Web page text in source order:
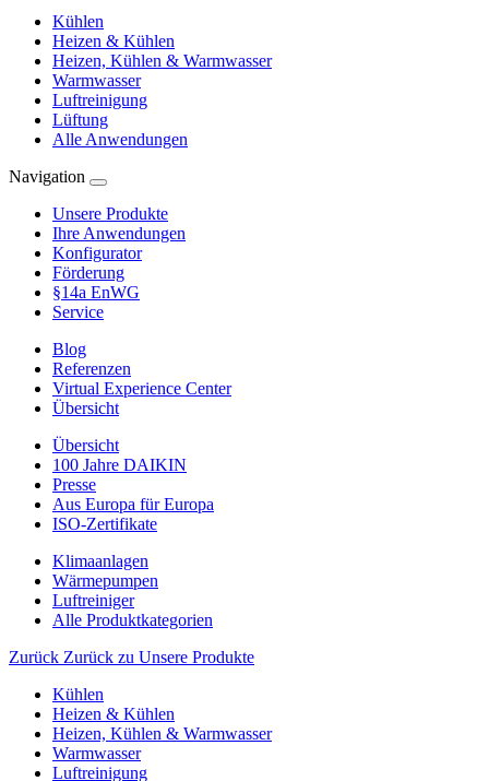
Kühlen
Heizen & Kühlen
Heizen, Kühlen & Warmwasser
Warmwasser
Luftreinigung
Lüftung
Alle Anwendungen
Navigation
Unsere Produkte
Ihre Anwendungen
Konfigurator
Förderung
§14a EnWG
Service
Blog
Referenzen
Virtual Experience Center
Übersicht
Übersicht
100 Jahre DAIKIN
Presse
Aus Europa für Europa
ISO-Zertifikate
Klimaanlagen
Wärmepumpen
Luftreiniger
Alle Produktkategorien
Zurück Zurück zu Unsere Produkte
Kühlen
Heizen & Kühlen
Heizen, Kühlen & Warmwasser
Warmwasser
Luftreinigung